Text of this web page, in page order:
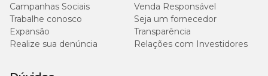
Matéria Mineral (Máx.)
39,6
g/kg
Na Cobasi, você encontra o
Campanhas Sociais
Venda Responsável
Trabalhe conosco
Seja um fornecedor
Expansão
Transparência
Realize sua denúncia
Relações com Investidores